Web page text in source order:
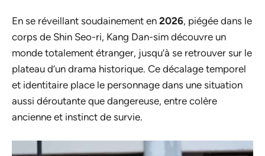
En se réveillant soudainement en 2026, piégée dans le
corps de Shin Seo-ri, Kang Dan-sim découvre un
monde totalement étranger, jusqu’à se retrouver sur le
plateau d’un drama historique. Ce décalage temporel
et identitaire place le personnage dans une situation
aussi déroutante que dangereuse, entre colère
ancienne et instinct de survie.